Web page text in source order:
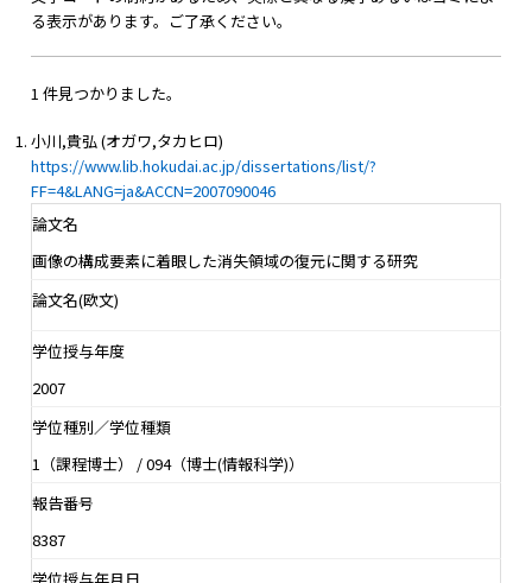
る表示があります。ご了承ください。
1 件見つかりました。
小川,貴弘 (オガワ,タカヒロ)
https://www.lib.hokudai.ac.jp/dissertations/list/?
FF=4&LANG=ja&ACCN=2007090046
論文名
画像の構成要素に着眼した消失領域の復元に関する研究
論文名(欧文)
学位授与年度
2007
学位種別／学位種類
1（課程博士） / 094（博士(情報科学)）
報告番号
8387
学位授与年月日